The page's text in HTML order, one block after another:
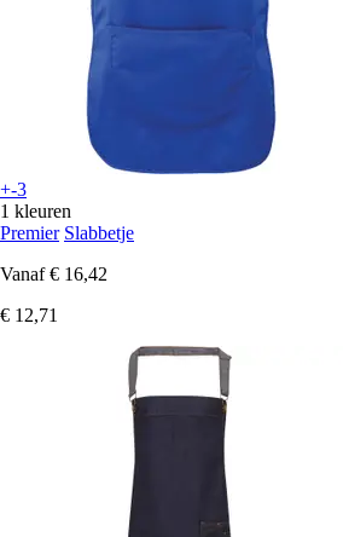
+-3
1 kleuren
Premier Slabbetje
Vanaf € 16,42
€ 12,71